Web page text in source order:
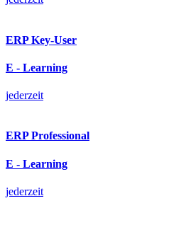
ERP Key-User
E - Learning
jederzeit
ERP Professional
E - Learning
jederzeit